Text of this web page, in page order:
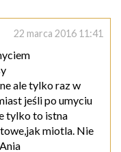
22 marca 2016 11:41
ale tylko raz w
jeśli po umyciu
tylko to istna
miotla. Nie